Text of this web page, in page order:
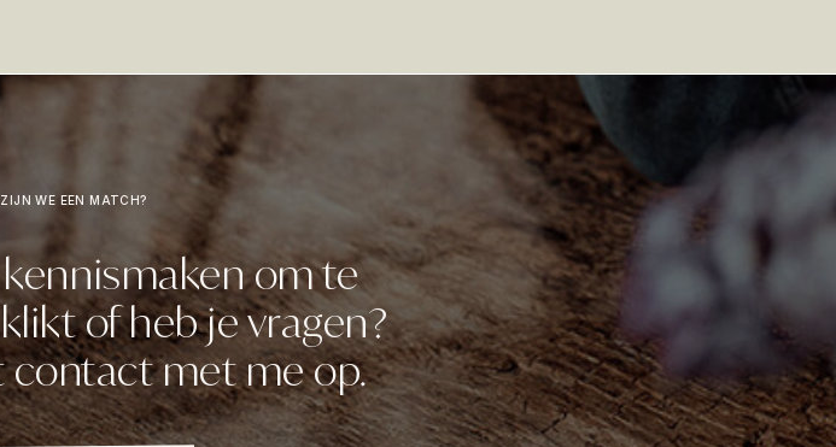
ZIJN WE EEN MATCH?
om te
of heb je vragen?
contact met me op.